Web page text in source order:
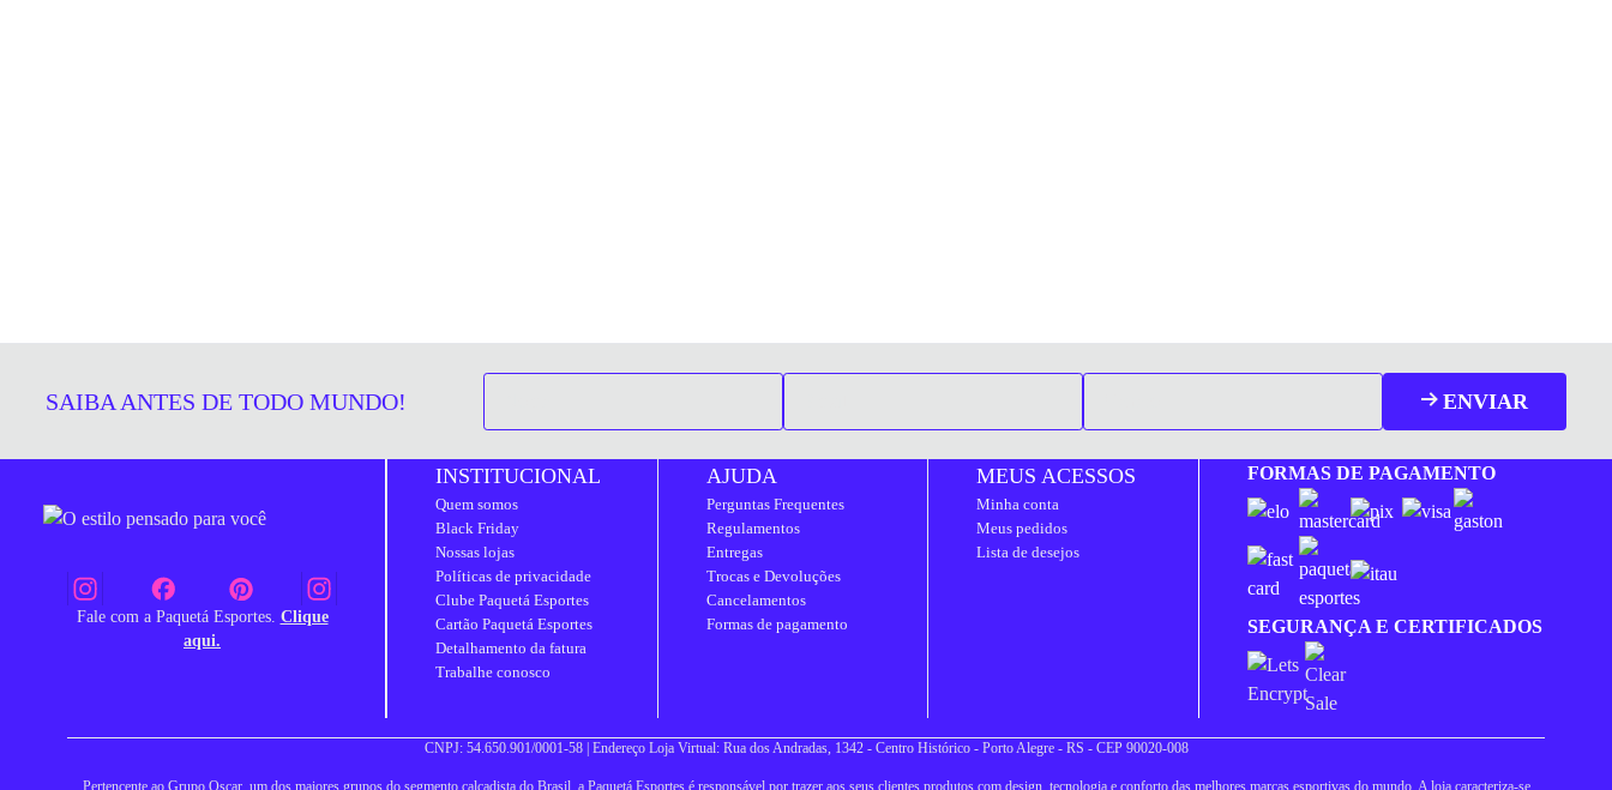
SAIBA ANTES DE TODO MUNDO! ENVIAR
Fale com a Paquetá Esportes. Clique
aqui.
INSTITUCIONAL
Quem somos
Black Friday
Nossas lojas
Políticas de privacidade
Clube Paquetá Esportes
Cartão Paquetá Esportes
Detalhamento da fatura
Trabalhe conosco
AJUDA
Perguntas Frequentes
Regulamentos
Entregas
Trocas e Devoluções
Cancelamentos
Formas de pagamento
MEUS ACESSOS
Minha conta
Meus pedidos
Lista de desejos
FORMAS DE PAGAMENTO
SEGURANÇA E CERTIFICADOS
CNPJ: 54.650.901/0001-58 | Endereço Loja Virtual: Rua dos Andradas, 1342 - Centro Histórico - Porto Alegre - RS - CEP 90020-008
Pertencente ao Grupo Oscar, um dos maiores grupos do segmento calçadista do Brasil, a Paquetá Esportes é responsável por trazer aos seus clientes produtos com design, tecnologia e conforto das melhores marcas esportivas do mundo. A loja caracteriza-se